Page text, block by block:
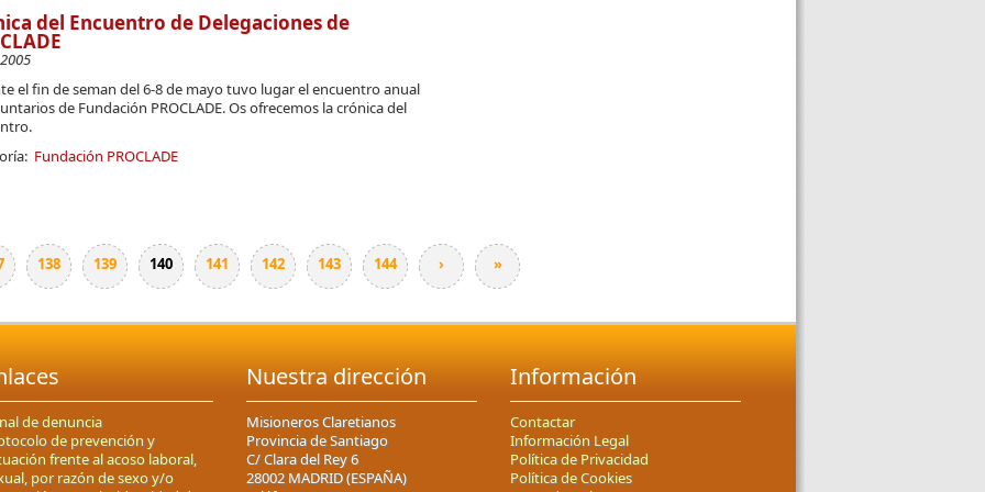
del Encuentro de Delegaciones de
el fin de seman del 6-8 de mayo tuvo lugar el encuentro anual
de Fundación PROCLADE. Os ofrecemos la crónica del
Fundación PROCLADE
138 139 140 141 142 143 144 › »
de denuncia
de prevención y
frente al acoso laboral,
por razón de sexo y/o
Nuestra dirección
Misioneros Claretianos
Provincia de Santiago
C/ Clara del Rey 6
28002 MADRID (ESPAÑA)
Información
Contactar
Información Legal
Política de Privacidad
Política de Cookies